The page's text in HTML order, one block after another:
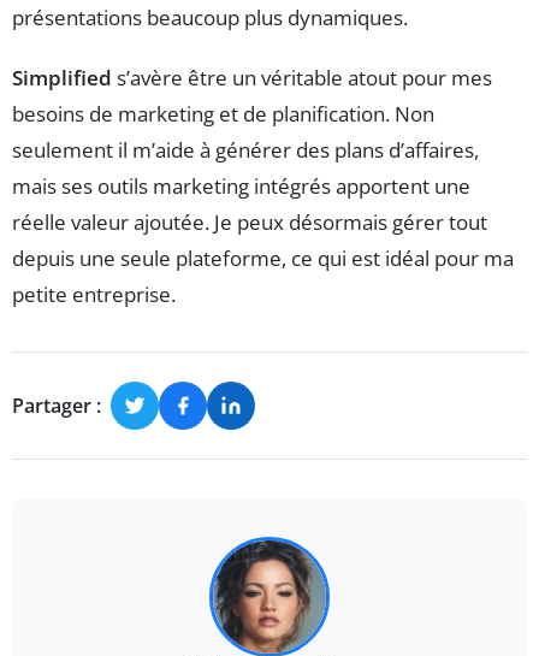
présentations beaucoup plus dynamiques.
Simplified s’avère être un véritable atout pour mes
besoins de marketing et de planification. Non
seulement il m’aide à générer des plans d’affaires,
mais ses outils marketing intégrés apportent une
réelle valeur ajoutée. Je peux désormais gérer tout
depuis une seule plateforme, ce qui est idéal pour ma
petite entreprise.
Partager :